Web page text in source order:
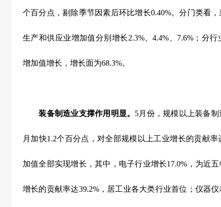
个百分点，剔除季节因素后环比增长0.40%。分门类看
生产和供应业增加值分别增长2.3%、4.4% 7.6% ；分
增加值增长，增长面为68.3%。
装备制造业支撑作用明显。 5月份，规模以上装备
月加快1.2个百分点，对全部规模以上工业增长的贡献率
加值全部实现增长，其中，电子行业增长17.0% ，为近
增长的贡献率达39.2%，居工业各大类行业首位；仪器